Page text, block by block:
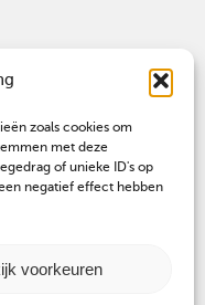
zoals cookies om
met deze
of unieke ID's op
negatief effect hebben
voorkeuren